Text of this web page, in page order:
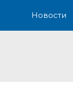
Новости